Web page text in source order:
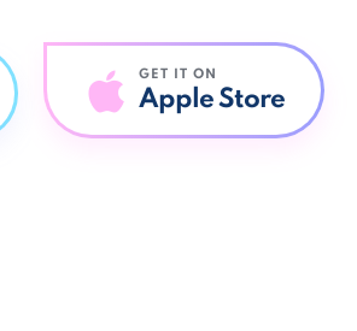
GET IT ON
Apple Store